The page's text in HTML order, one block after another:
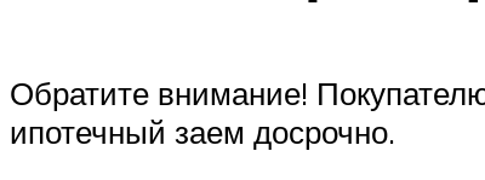
Обратите внимание!
ипотечный заем досрочно.